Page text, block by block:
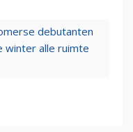
debutanten
winter alle ruimte